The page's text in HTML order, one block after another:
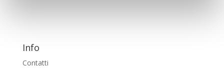
Info
Contatti